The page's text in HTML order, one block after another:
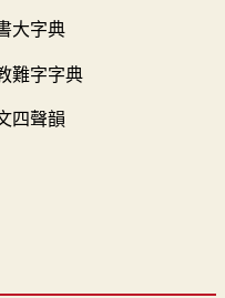
大字典
難字字典
四聲韻